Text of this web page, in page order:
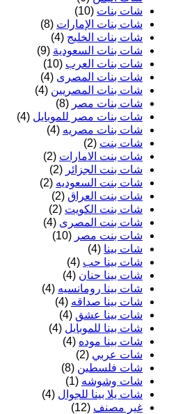
شات بنات (10)
شات بنات الإمارات (8)
شات بنات الخليج (4)
شات بنات السعودية (9)
شات بنات العرب (10)
شات بنات المصرى (4)
شات بنات المصريين (4)
شات بنات مصر (8)
شات بنات مصر للموبايل (4)
شات بنات مصريه (4)
شات بنت (2)
شات بنت الامارات (2)
شات بنت الجزائر (2)
شات بنت السعوديه (2)
شات بنت العراق (2)
شات بنت الكويت (2)
شات بنت المصرى (4)
شات بنت مصر (10)
شات بينا (4)
شات بينا حب (4)
شات بينا حنان (4)
شات بينا رومانسيه (4)
شات بينا صداقه (4)
شات بينا عشق (4)
شات بينا للموبايل (4)
شات بينا موده (4)
شات عربي (2)
شات فلسطين (8)
شات وشوشه (1)
شات يلا بينا للجوال (4)
غير مصنف (12)